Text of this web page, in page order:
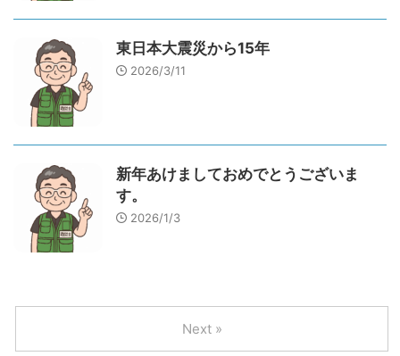
東日本大震災から15年
2026/3/11
新年あけましておめでとうございま
す。
2026/1/3
Next »